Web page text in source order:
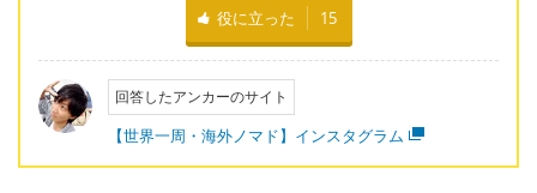
役に立った 15
回答したアンカーのサイト
【世界一周・海外ノマド】インスタグラム